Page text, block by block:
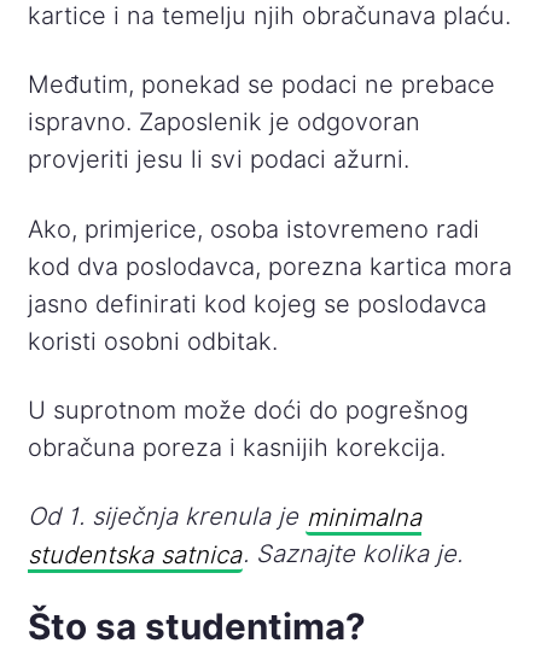
kartice i na temelju njih obračunava plaću.
Međutim, ponekad se podaci ne prebace
ispravno. Zaposlenik je odgovoran
provjeriti jesu li svi podaci ažurni.
Ako, primjerice, osoba istovremeno radi
kod dva poslodavca, porezna kartica mora
jasno definirati kod kojeg se poslodavca
koristi osobni odbitak.
U suprotnom može doći do pogrešnog
obračuna poreza i kasnijih korekcija.
Od 1. siječnja krenula je minimalna
studentska satnica. Saznajte kolika je.
Što sa studentima?